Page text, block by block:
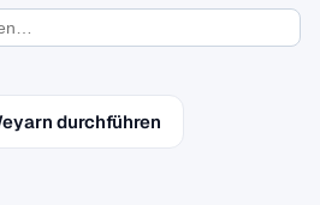
durchführen